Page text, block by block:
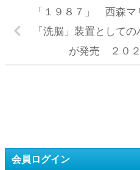
「１９８７」 西森マ
「洗脳」装置として
が発売 ２０２
会員ログイン